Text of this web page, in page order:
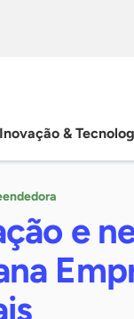
Inovação &
e